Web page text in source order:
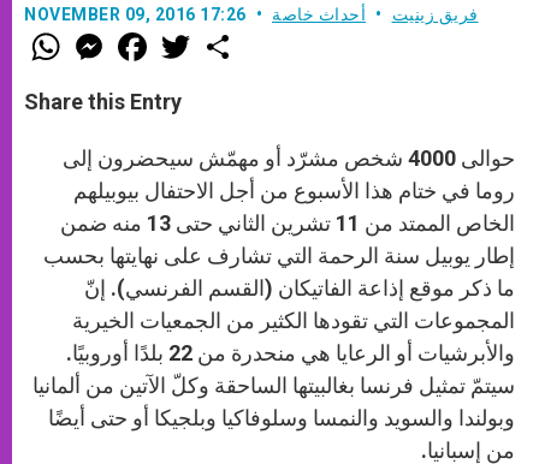
NOVEMBER 09, 2016 17:26 فريق زينيت أحداث خاصة
W
h
t
s
p
M
e
s
e
g
e
r
F
a
e
b
o
k
w
Share this Entry
حوالى 4000 شخص مشرّد أو مهمّش سيحضرون إلى
روما في ختام هذا الأسبوع من أجل الاحتفال بيوبيلهم
الخاص الممتد من 11 تشرين الثاني حتى 13 منه ضمن
إطار يوبيل سنة الرحمة التي تشارف على نهايتها بحسب
ما ذكر موقع إذاعة الفاتيكان (القسم الفرنسي). إنّ
المجموعات التي تقودها الكثير من الجمعيات الخيرية
والأبرشيات أو الرعايا هي منحدرة من 22 بلدًا أوروبيًا.
سيتمّ تمثيل فرنسا بغالبيتها الساحقة وكلّ الآتين من ألمانيا
وبولندا والسويد والنمسا وسلوفاكيا وبلجيكا أو حتى أيضًا
من إسبانيا.